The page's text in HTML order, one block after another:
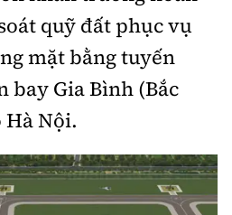
quỹ đất phục vụ
mặt bằng tuyến
bay Gia Bình (Bắc
Nội.